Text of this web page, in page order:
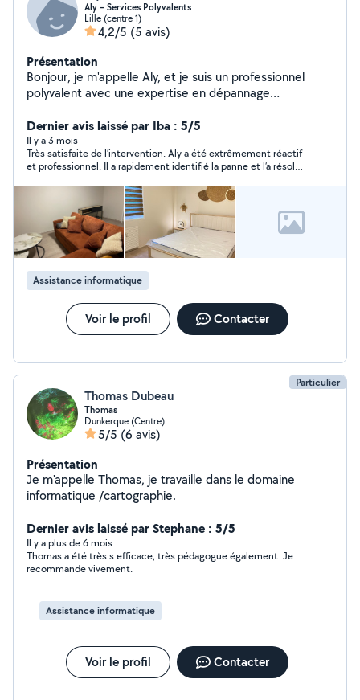
Aly – Services Polyvalents
Lille (centre 1)
4,2/5 (5 avis)
Présentation
Bonjour, je m'appelle Aly, et je suis un professionnel
polyvalent avec une expertise en dépannage
de déménagement et montage de meubles en kit. Fort
de plusieurs années d'expérience, je mets un point
d'honneur à offrir des prestations fiables, soignées, et
adaptées à vos besoins. Je suis disponible rapidement,
à l'écoute, et je garantis un service de qualité. N'hésitez
pas à me contacter pour toute mission ou information.
Dernier avis laissé par Iba : 5/5
Il y a 3 mois
Très satisfaite de l’intervention. Aly a été extrêmement réactif
et professionnel. Il a rapidement identifié la panne et l’a résolue
n’hésiterai pas à refaire appel à lui en cas de besoin !
Assistance informatique
Voir le profil Contacter
Particulier
Thomas Dubeau
Thomas
Dunkerque (Centre)
5/5 (6 avis)
Présentation
Je m'appelle Thomas, je travaille dans le domaine
informatique /cartographie.
Dernier avis laissé par Stephane : 5/5
Il y a plus de 6 mois
Thomas a été très s efficace, très pédagogue également. Je
recommande vivement.
Assistance informatique
Voir le profil Contacter